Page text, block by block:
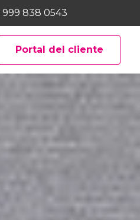
999 838 0543
Portal del cliente